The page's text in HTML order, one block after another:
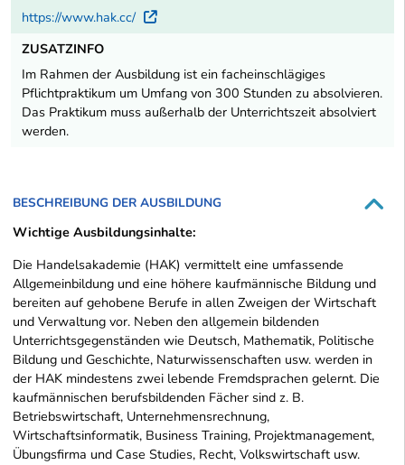
https://www.hak.cc/
Externer Link
ZUSATZINFO
Im Rahmen der Ausbildung ist ein facheinschlägiges
Pflichtpraktikum um Umfang von 300 Stunden zu absolvieren.
Das Praktikum muss außerhalb der Unterrichtszeit absolviert
werden.
BESCHREIBUNG DER AUSBILDUNG
Wichtige Ausbildungsinhalte:
Die Handelsakademie (HAK) vermittelt eine umfassende
Allgemeinbildung und eine höhere kaufmännische Bildung und
bereiten auf gehobene Berufe in allen Zweigen der Wirtschaft
und Verwaltung vor. Neben den allgemein bildenden
Unterrichtsgegenständen wie Deutsch, Mathematik, Politische
Bildung und Geschichte, Naturwissenschaften usw. werden in
der HAK mindestens zwei lebende Fremdsprachen gelernt. Die
kaufmännischen berufsbildenden Fächer sind z. B.
Betriebswirtschaft, Unternehmensrechnung,
Wirtschaftsinformatik, Business Training, Projektmanagement,
Übungsfirma und Case Studies, Recht, Volkswirtschaft usw.